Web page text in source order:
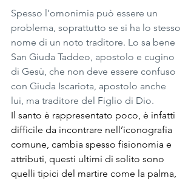
Spesso l’omonimia può essere un
problema, soprattutto se si ha lo stesso
nome di un noto traditore. Lo sa bene
San Giuda Taddeo, apostolo e cugino
di Gesù, che non deve essere confuso
con Giuda Iscariota, apostolo anche
lui, ma traditore del Figlio di Dio.
Il santo è rappresentato poco, è infatti
difficile da incontrare nell’iconografia
comune, cambia spesso fisionomia e
attributi, questi ultimi di solito sono
quelli tipici del martire come la palma,